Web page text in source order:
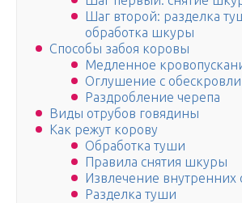
Шаг второй: разделка
обработка шкуры
Способы забоя коровы
Медленное
Оглушение с
Раздробление черепа
Виды отрубов говядины
Как режут корову
Обработка туши
Правила снятия шкуры
Извлечение внутренних
Разделка туши